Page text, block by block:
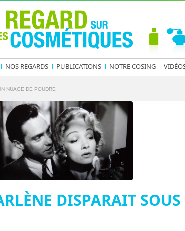
NOS REGARDS PUBLICATIONS NOTRE COSING
NUAGE DE POUDRE
DISPARAIT